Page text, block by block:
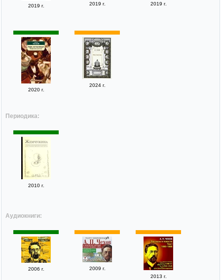
2019 г. 2019 г. 2019 г.
2020 г.
2024 г.
Периодика:
2010 г.
Аудиокниги:
2006 г.
2009 г.
2013 г.